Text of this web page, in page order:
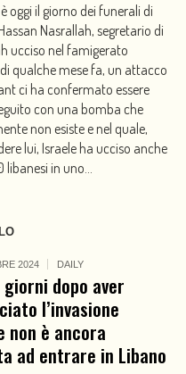
oggi il giorno dei funerali di
Nasrallah, segretario di
ucciso nel famigerato
qualche mese fa, un attacco
ci ha confermato essere
con una bomba che
non esiste e nel quale,
lui, Israele ha ucciso anche
in uno...
2024 DAILY
dopo aver
l’invasione
non è ancora
ad entrare in Libano